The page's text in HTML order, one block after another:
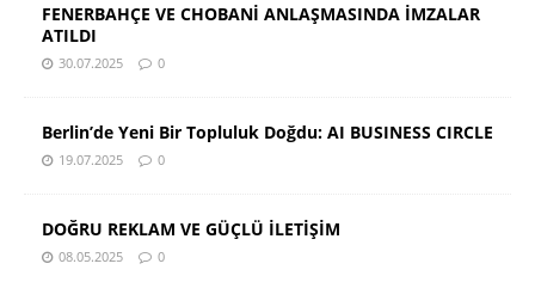
FENERBAHÇE VE CHOBANİ ANLAŞMASINDA İMZALAR
ATILDI
30.07.2025 0
Berlin’de Yeni Bir Topluluk Doğdu: AI BUSINESS CIRCLE
19.07.2025 0
DOĞRU REKLAM VE GÜÇLÜ İLETİŞİM
08.05.2025 0